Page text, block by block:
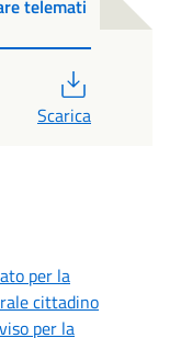
telemati
Scarica
per la
cittadino
per la